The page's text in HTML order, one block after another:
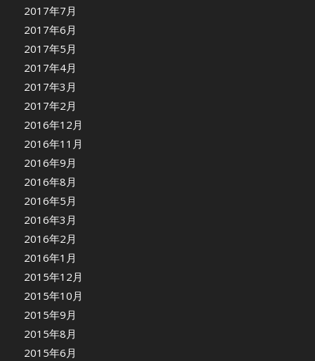
2017年7月
2017年6月
2017年5月
2017年4月
2017年3月
2017年2月
2016年12月
2016年11月
2016年9月
2016年8月
2016年5月
2016年3月
2016年2月
2016年1月
2015年12月
2015年10月
2015年9月
2015年8月
2015年6月